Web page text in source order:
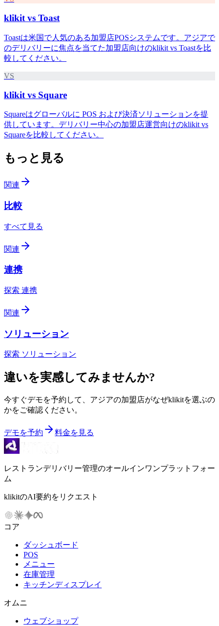
klikit vs Toast
Toastは米国で人気のある加盟店POSシステムです。アジアで
のデリバリーに焦点を当てた加盟店向けのklikit vs Toastを比
較してください。
VS
klikit vs Square
Squareはグローバルに POS および決済ソリューションを提
供しています。デリバリー中心の加盟店運営向けのklikit vs
Squareを比較してください。
もっと見る
関連
比較
すべて見る
関連
連携
探索 連携
関連
ソリューション
探索 ソリューション
違いを実感してみませんか?
今すぐデモを予約して、アジアの加盟店がなぜklikitを選ぶの
かをご確認ください。
デモを予約 料金を見る
レストランデリバリー管理のオールインワンプラットフォー
ム
klikitのAI要約をリクエスト
コア
ダッシュボード
POS
メニュー
在庫管理
キッチンディスプレイ
オムニ
ウェブショップ